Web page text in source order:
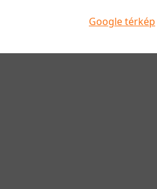
Google térkép